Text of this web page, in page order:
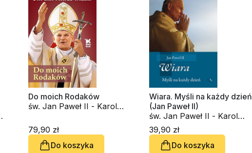
Do moich Rodaków
św. Jan Paweł II - Karol
79,90 zł
Do koszyka
Wiara. Myśli na każdy dzień
(Jan Paweł II)
św. Jan Paweł II - Karol
Wojtyła
39,90 zł
Do koszyka